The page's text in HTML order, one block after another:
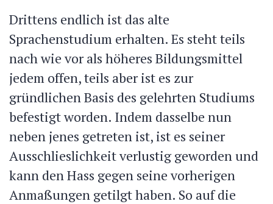
Drittens endlich ist das alte
Sprachenstudium erhalten. Es steht teils
nach wie vor als höheres Bildungsmittel
jedem offen, teils aber ist es zur
gründlichen Basis des gelehrten Studiums
befestigt worden. Indem dasselbe nun
neben jenes getreten ist, ist es seiner
Ausschlieslichkeit verlustig geworden und
kann den Hass gegen seine vorherigen
Anmaßungen getilgt haben. So auf die